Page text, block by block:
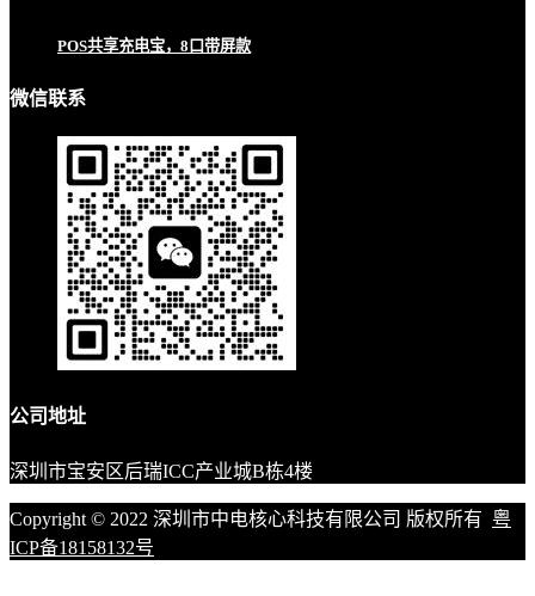
POS共享充电宝，8口带屏款
微信联系
公司地址
深圳市宝安区后瑞ICC产业城B栋4楼
Copyright © 2022 深圳市中电核心科技有限公司 版权所有 粤
ICP备18158132号